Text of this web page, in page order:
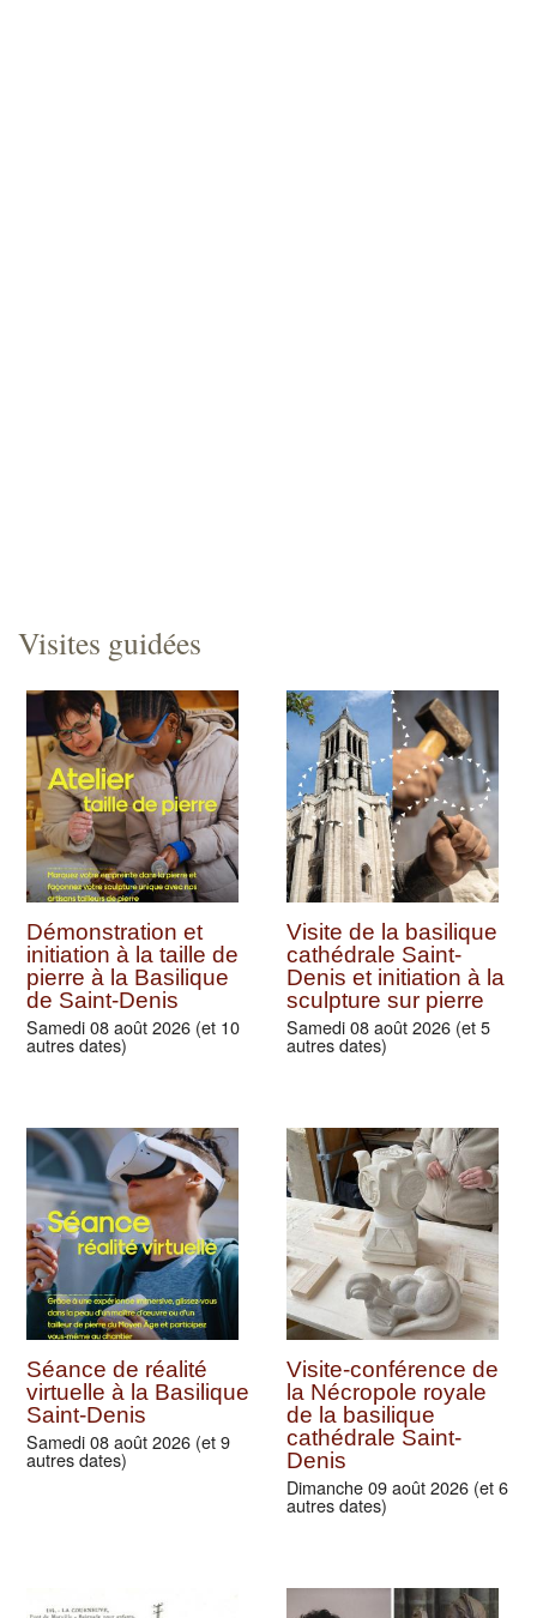
Visites guidées
Démonstration et
initiation à la taille de
pierre à la Basilique
de Saint-Denis
Samedi 08 août 2026 (et 10
autres dates)
Visite de la basilique
cathédrale Saint-
Denis et initiation à la
sculpture sur pierre
Samedi 08 août 2026 (et 5
autres dates)
Séance de réalité
virtuelle à la Basilique
Saint-Denis
Samedi 08 août 2026 (et 9
autres dates)
Visite-conférence de
la Nécropole royale
de la basilique
cathédrale Saint-
Denis
Dimanche 09 août 2026 (et 6
autres dates)